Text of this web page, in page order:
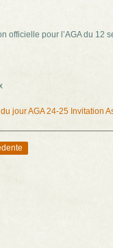
officielle pour l’AGA du 12
jour AGA 24-25 Invitation